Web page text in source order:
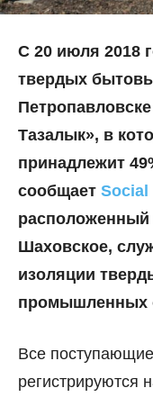
С 20 июля 2018
твердых
Тазалык», в
принадлежит
сообщает Social
расположенный
Шаховское,
изоляции
промышленных
Все
регистрируются